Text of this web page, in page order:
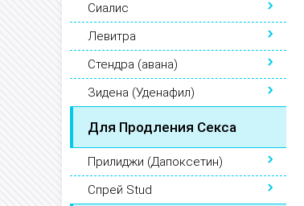
Сиалис
Левитра
Стендра (авана)
Зидена (Уденафил)
Для Продления Секса
Прилиджи (Дапоксетин)
Спрей Stud